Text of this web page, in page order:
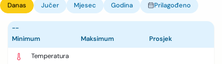
Danas Jučer Mjesec Godina Prilagođeno
--
Minimum
Maksimum Prosjek
Temperatura